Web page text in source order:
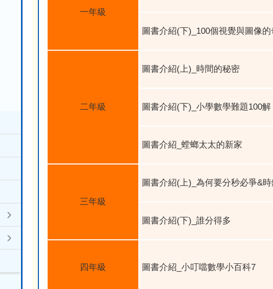
一年級
圖書介紹(下)_100個視覺與圖像
二年級
圖書介紹(上)_ 時間的秘密
圖書介紹(下)_小學數學難題100解
圖書介紹 _螳螂太太的新家
三年級
圖書介紹(上)_為何要分秒必爭&
圖書介紹(下)_誰分得多
四年級 圖書介紹 _小叮噹數學小百科7